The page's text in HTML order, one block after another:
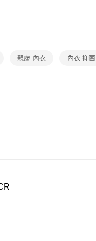
滿NT$1,000(含以上)免運費
正品滿2500省150
親膚 內衣 內衣 抑菌